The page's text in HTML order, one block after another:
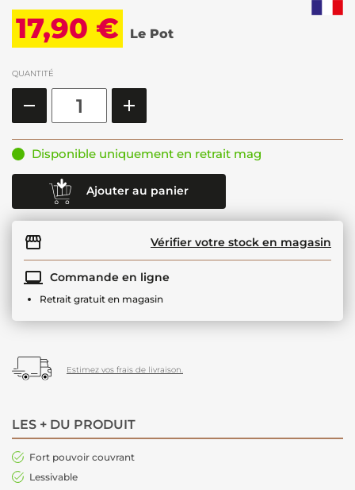
17,90 € Le Pot
QUANTITÉ
Disponible uniquement en retrait mag
Ajouter au panier
Vérifier votre stock en magasin
Commande en ligne
Retrait gratuit en magasin
Estimez vos frais de livraison.
LES + DU PRODUIT
Fort pouvoir couvrant
Lessivable